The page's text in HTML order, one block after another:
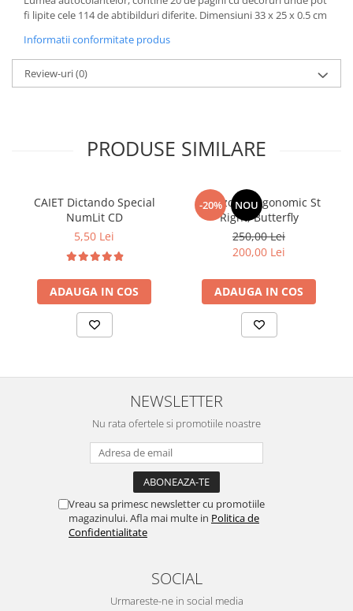
fi lipite cele 114 de abtibilduri diferite. Dimensiuni 33 x 25 x 0.5 cm
Informatii conformitate produs
Review-uri(0)
PRODUSE SIMILARE
CAIET Dictando Special
NumLit CD
5,50 Lei
ADAUGA IN COS
-20% NOU
Ghiozdan ergonomic St
Right, Butterfly
250,00 Lei
200,00 Lei
ADAUGA IN COS
NEWSLETTER
Nu rata ofertele si promotiile noastre
Vreau sa primesc newsletter cu promotiile
magazinului. Afla mai multe in Politica de
Confidentialitate
SOCIAL
Urmareste-ne in social media